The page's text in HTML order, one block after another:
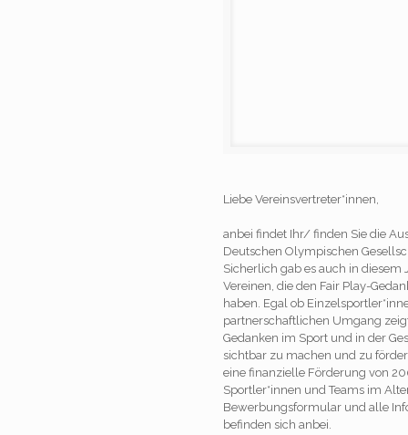
Liebe Vereinsvertreter*innen,
anbei findet Ihr/ finden Sie die
Deutschen Olympischen
Sicherlich gab es auch in
Vereinen, die den Fair Play-
haben. Egal ob
partnerschaftlichen Umgang
Gedanken im Sport und in der
sichtbar zu machen und zu
eine finanzielle Förderung von
Sportler*innen und Teams im
Bewerbungsformular und alle
befinden sich anbei.